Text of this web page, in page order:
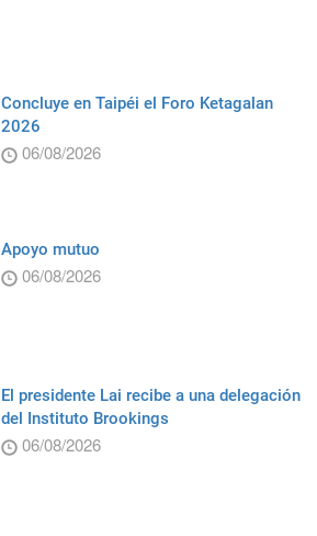
Concluye en Taipéi el Foro Ketagalan
2026
06/08/2026
Apoyo mutuo
06/08/2026
El presidente Lai recibe a una delegación
del Instituto Brookings
06/08/2026